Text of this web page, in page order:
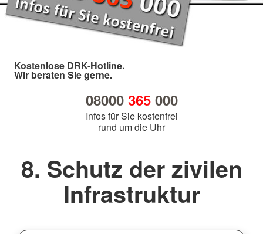
Kostenlose DRK-Hotline.
Wir beraten Sie gerne.
08000 365000
Infos für Sie kostenfrei
rund um die Uhr
8. Schutz der zivilen
Infrastruktur